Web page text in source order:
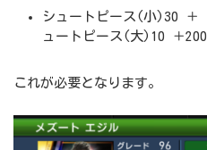
シュートピース(小)30
ュートピース(大)10 ＋
これが必要となります。